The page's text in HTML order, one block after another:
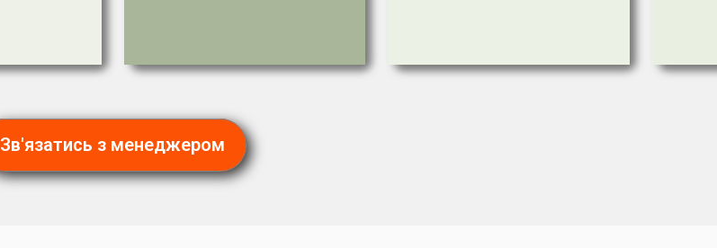
Зв'язатись з менеджером